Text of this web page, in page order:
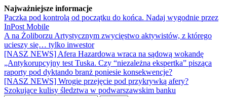
Najważniejsze informacje
Paczka pod kontrolą od początku do końca. Nadaj wygodnie przez
InPost Mobile
A na Żoliborzu Artystycznym zwycięstwo aktywistów, z którego
ucieszy się… tylko inwestor
[NASZ NEWS] Afera Hazardowa wraca na sądową wokandę
„Antykorupcyjny test Tuska. Czy “niezależna ekspertka” pisząca
raporty pod dyktando branż poniesie konsekwencje?
[NASZ NEWS] Wrogie przejęcie pod przykrywką afery?
Szokujące kulisy śledztwa w podwarszawskim banku